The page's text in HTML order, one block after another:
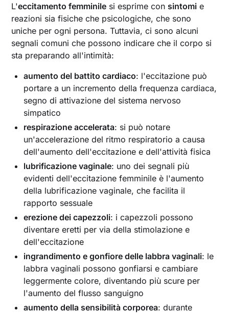
L'eccitamento femminile si esprime con sintomi e
reazioni sia fisiche che psicologiche, che sono
uniche per ogni persona. Tuttavia, ci sono alcuni
segnali comuni che possono indicare che il corpo si
sta preparando all'intimità:
aumento del battito cardiaco: l'eccitazione può
portare a un incremento della frequenza cardiaca,
segno di attivazione del sistema nervoso
simpatico
respirazione accelerata: si può notare
un'accelerazione del ritmo respiratorio a causa
dell'aumento dell'eccitazione e dell'attività fisica
lubrificazione vaginale: uno dei segnali più
evidenti dell'eccitazione femminile è l'aumento
della lubrificazione vaginale, che facilita il
rapporto sessuale
erezione dei capezzoli: i capezzoli possono
diventare eretti per via della stimolazione e
dell'eccitazione
ingrandimento e gonfiore delle labbra vaginali: le
labbra vaginali possono gonfiarsi e cambiare
leggermente colore, diventando più scure per
l'aumento del flusso sanguigno
aumento della sensibilità corporea: durante